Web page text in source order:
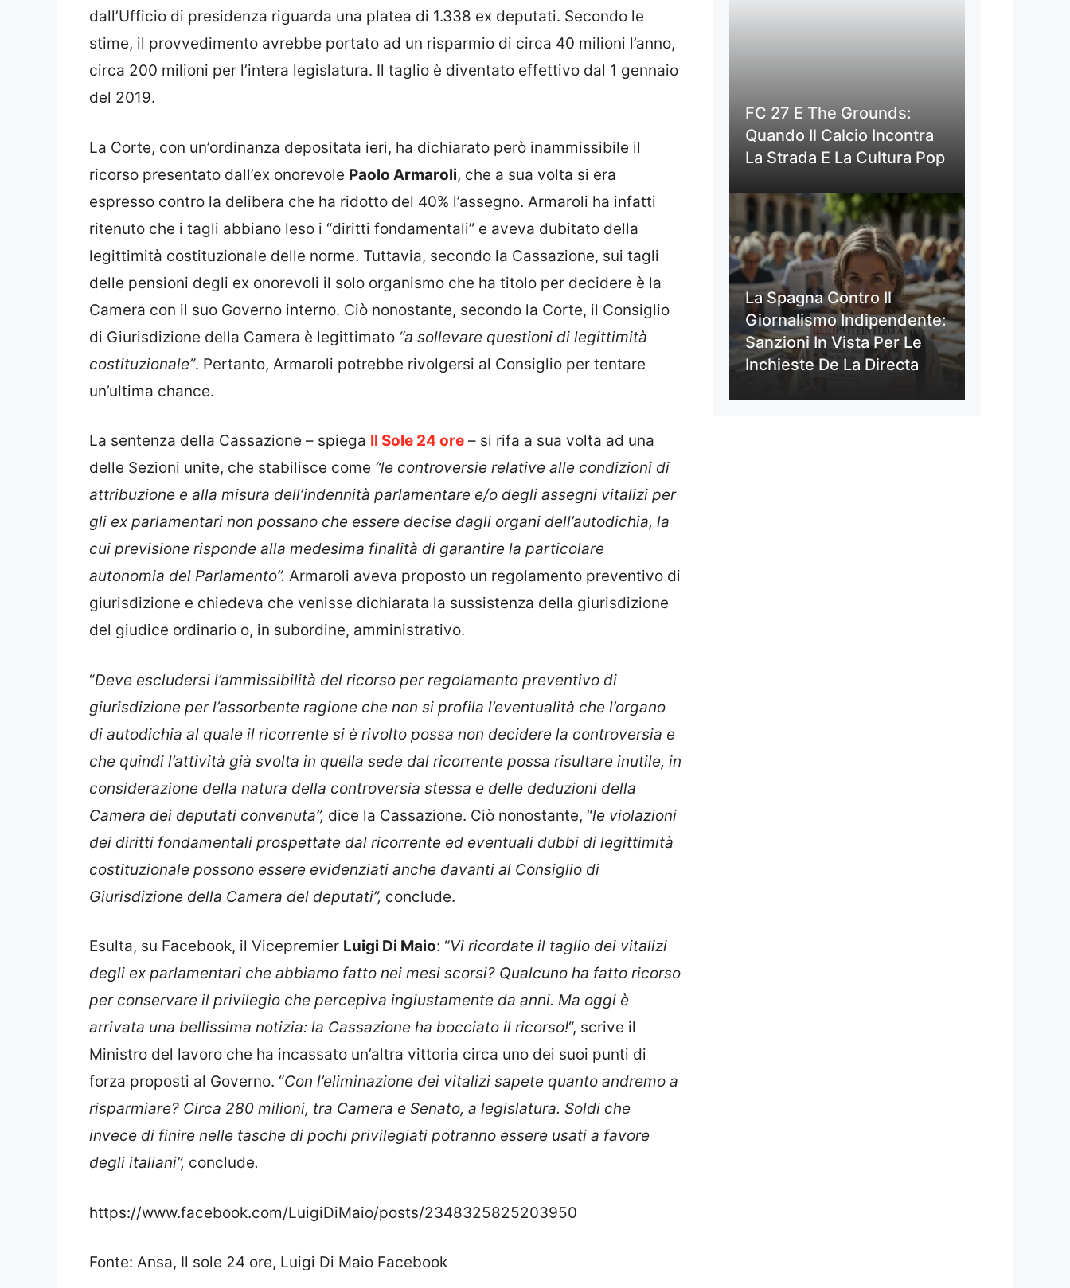
dall’Ufficio di presidenza riguarda una platea di 1.338 ex deputati. Secondo le
stime, il provvedimento avrebbe portato ad un risparmio di circa 40 milioni l’anno,
circa 200 milioni per l’intera legislatura. Il taglio è diventato effettivo dal 1 gennaio
del 2019.
La Corte, con un’ordinanza depositata ieri, ha dichiarato però inammissibile il
ricorso presentato dall’ex onorevole Paolo Armaroli, che a sua volta si era
espresso contro la delibera che ha ridotto del 40% l’assegno. Armaroli ha infatti
ritenuto che i tagli abbiano leso i “diritti fondamentali” e aveva dubitato della
legittimità costituzionale delle norme. Tuttavia, secondo la Cassazione, sui tagli
delle pensioni degli ex onorevoli il solo organismo che ha titolo per decidere è la
Camera con il suo Governo interno. Ciò nonostante, secondo la Corte, il Consiglio
di Giurisdizione della Camera è legittimato “a sollevare questioni di legittimità
costituzionale”. Pertanto, Armaroli potrebbe rivolgersi al Consiglio per tentare
un’ultima chance.
La sentenza della Cassazione – spiega Il Sole 24 ore – si rifa a sua volta ad una
delle Sezioni unite, che stabilisce come “le controversie relative alle condizioni di
attribuzione e alla misura dell’indennità parlamentare e/o degli assegni vitalizi per
gli ex parlamentari non possano che essere decise dagli organi dell’autodichia, la
cui previsione risponde alla medesima finalità di garantire la particolare
autonomia del Parlamento”. Armaroli aveva proposto un regolamento preventivo di
giurisdizione e chiedeva che venisse dichiarata la sussistenza della giurisdizione
del giudice ordinario o, in subordine, amministrativo.
“Deve escludersi l’ammissibilità del ricorso per regolamento preventivo di
giurisdizione per l’assorbente ragione che non si profila l’eventualità che l’organo
di autodichia al quale il ricorrente si è rivolto possa non decidere la controversia e
che quindi l’attività già svolta in quella sede dal ricorrente possa risultare inutile, in
considerazione della natura della controversia stessa e delle deduzioni della
Camera dei deputati convenuta”, dice la Cassazione. Ciò nonostante, “le violazioni
dei diritti fondamentali prospettate dal ricorrente ed eventuali dubbi di legittimità
costituzionale possono essere evidenziati anche davanti al Consiglio di
Giurisdizione della Camera del deputati”, conclude.
Esulta, su Facebook, il Vicepremier Luigi Di Maio: “Vi ricordate il taglio dei vitalizi
degli ex parlamentari che abbiamo fatto nei mesi scorsi? Qualcuno ha fatto ricorso
per conservare il privilegio che percepiva ingiustamente da anni. Ma oggi è
arrivata una bellissima notizia: la Cassazione ha bocciato il ricorso!“, scrive il
Ministro del lavoro che ha incassato un’altra vittoria circa uno dei suoi punti di
forza proposti al Governo. “Con l’eliminazione dei vitalizi sapete quanto andremo a
risparmiare? Circa 280 milioni, tra Camera e Senato, a legislatura. Soldi che
invece di finire nelle tasche di pochi privilegiati potranno essere usati a favore
degli italiani”, conclude.
https://www.facebook.com/LuigiDiMaio/posts/2348325825203950
Fonte: Ansa, Il sole 24 ore, Luigi Di Maio Facebook
FC 27 E The Grounds:
Quando Il Calcio Incontra
La Strada E La Cultura Pop
La Spagna Contro Il
Giornalismo Indipendente:
Sanzioni In Vista Per Le
Inchieste De La Directa